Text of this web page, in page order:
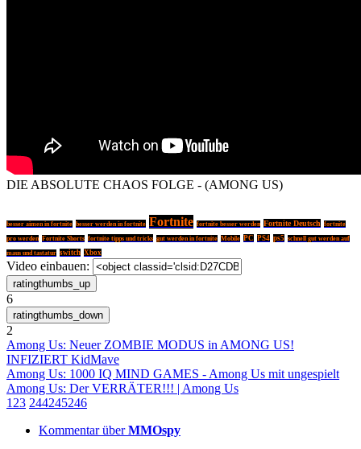
DIE ABSOLUTE CHAOS FOLGE - (AMONG US)
besser aimen in fortnite besser werden in fortnite Fortnite fortnite besser werden Fortnite Deutsch fortnite
pro werden Fortnite Shorts fortnite tipps und tricks gut werden in fortnite Mobile PC PS4 ps5 schnell gut werden auf
maus und tastatur switch Xbox
Video einbauen:
6
2
Among Us: Neuer ZOMBIE MODUS in AMONG US!
INFIZIERT KidMave
Among Us: 1000 IQ MIND GAMES - Among Us mit ungespielt
Among Us: Der VERRÄTER!!! | Among Us
1 23 244245246
Kommentar überMMOspy